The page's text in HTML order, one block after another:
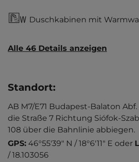
Duschkabinen mit
Alle 46 Details anzeigen
Standort:
AB M7/E71 Budapest-Balaton
die Straße 7 Richtung Siófok-
108 über die Bahnlinie abbiegen.
GPS: 46°55'39" N / 18°6'11" E oder
/ 18.103056